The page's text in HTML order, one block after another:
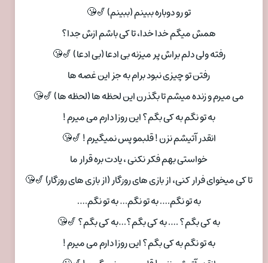
تو رو دوباره ببینم (ببینم) 🎷😘
همش میگم خدا خدا، تا کی باشم ازش جدا؟
رفته ولی دلم براش پر میزنه بی ادعا (بی ادعا) 🎷😘
رفتن تو چیزی نبود برام به جز این غصه ها
می میرم و زنده میشم تا بگذرن این لحظه ها (لحظه ها) 🎷😘
به تو نگم به کی بگم؟ این روزا دارم می میرم !
انقدر آتیشم نزن ! قلبمو پس نمیگیرم ! 🎷😘
خواستی بهم فکر نکنی ، یادت بره قرار ما
تا کی میخوای فرار کنی، از بازی های روزگار (از بازی های روزگار) 🎷😘
به تو نگم…. به تو نگم… به تو نگم….
به کی بگم؟ …. به کی بگم؟…به کی بگم؟ 🎷😘
به تو نگم به کی بگم؟ این روزا دارم می میرم !